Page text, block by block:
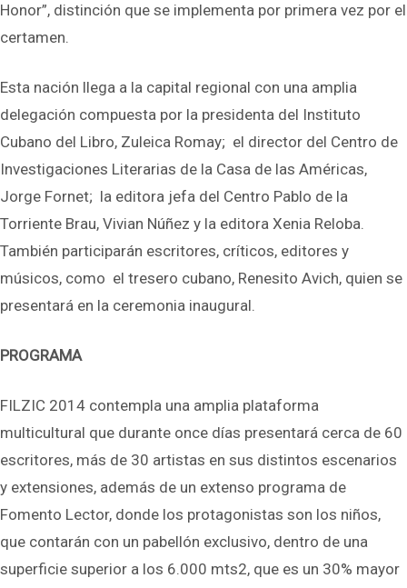
Honor”, distinción que se implementa por primera vez por el
certamen.
Esta nación llega a la capital regional con una amplia
delegación compuesta por la presidenta del Instituto
Cubano del Libro, Zuleica Romay; el director del Centro de
Investigaciones Literarias de la Casa de las Américas,
Jorge Fornet; la editora jefa del Centro Pablo de la
Torriente Brau, Vivian Núñez y la editora Xenia Reloba.
También participarán escritores, críticos, editores y
músicos, como el tresero cubano, Renesito Avich, quien se
presentará en la ceremonia inaugural.
PROGRAMA
FILZIC 2014 contempla una amplia plataforma
multicultural que durante once días presentará cerca de 60
escritores, más de 30 artistas en sus distintos escenarios
y extensiones, además de un extenso programa de
Fomento Lector, donde los protagonistas son los niños,
que contarán con un pabellón exclusivo, dentro de una
superficie superior a los 6.000 mts2, que es un 30% mayor